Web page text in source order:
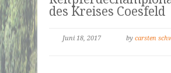
des Kreises Coesfeld
Juni 18, 2017 by carsten